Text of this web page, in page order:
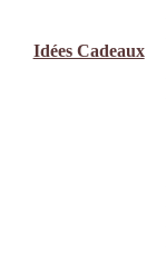
Idées Cadeaux